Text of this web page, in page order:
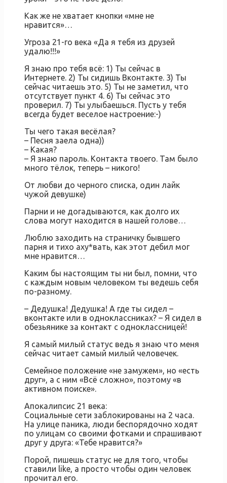
Как же не хватает кнопки «мне не
нравится»…
Угроза 21-го века «Да я тебя из друзей
удалю!!!»
Я знаю про тебя всё: 1) Ты сейчас в
Интернете. 2) Ты сидишь Вконтакте. 3) Ты
сейчас читаешь это. 5) Ты не заметил, что
отсутствует пункт 4. 6) Ты сейчас это
проверил. 7) Ты улыбаешься. Пусть у тебя
всегда будет веселое настроение:-)
Ты чего такая весёлая?
– Песня заела одна))
– Какая?
– Я знаю пароль. Контакта твоего. Там было
много тёлок, теперь – никого!
От любви до черного списка, один лайк
чужой девушке)
Парни и не догадываются, как долго их
слова могут находится в нашей голове…
Люблю заходить на страничку бывшего
парня и тихо аху*вать, как этот дебил мог
мне нравится…
Каким бы настоящим ты ни был, помни, что
с каждым новым человеком ты ведешь себя
по-разному.
– Дедушка! Дедушка! А где ты сидел –
вконтакте или в одноклассниках? – Я сидел в
обезьянике за контакт с одноклассницей!
Я самый милый статус ведь я знаю что меня
сейчас читает самый милый человечек.
Семейное положение «не замужем», но «есть
друг», а с ним «Всё сложно», поэтому «в
активном поиске».
Апокалипсис 21 века:
Социальные сети заблокированы на 2 часа.
На улице паника, люди беспорядочно ходят
по улицам со своими фотками и спрашивают
друг у друга: «Тебе нравится?»
Порой, пишешь статус не для того, чтобы
ставили like, а просто чтобы один человек
прочитал его.